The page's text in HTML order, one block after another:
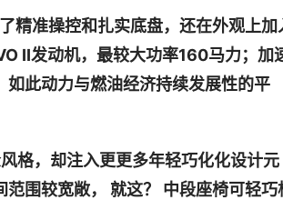
精准操控和扎实底盘，还在外观上加
II发动机，最较大功率160马力；加
此动力与燃油经济持续发展性的平
格，却注入更更多年轻巧化化设计元
围较宽敞， 就这？ 中段座椅可轻巧